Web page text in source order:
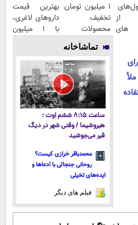
از
های
۱ میلیون تومان
تخفیف
محصولات
لاغری؛ یک قدم
نزدیک‌تر به
شروع کاهش
وزن
بهترین قیمت
داروهای لاغری،
با ۱ میلیون
تماشاخانه
ساعت ۸:۱۵ ششم اوت ؛
هیروشیما / وقتی شهر در دیگ
قیر می‌جوشید
محمدباقر خرازی کیست؟
روحانی جنجالی با ادعاها و
ایده‌های تخیلی
فیلم های دیگر